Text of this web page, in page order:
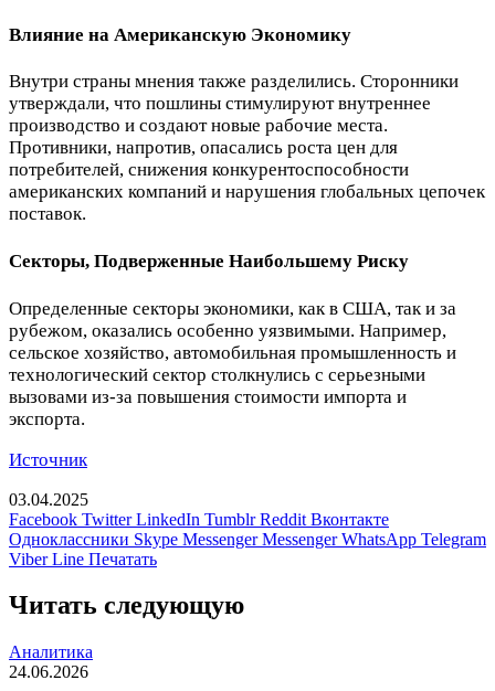
Влияние на Американскую Экономику
Внутри страны мнения также разделились. Сторонники
утверждали, что пошлины стимулируют внутреннее
производство и создают новые рабочие места.
Противники, напротив, опасались роста цен для
потребителей, снижения конкурентоспособности
американских компаний и нарушения глобальных цепочек
поставок.
Секторы, Подверженные Наибольшему Риску
Определенные секторы экономики, как в США, так и за
рубежом, оказались особенно уязвимыми. Например,
сельское хозяйство, автомобильная промышленность и
технологический сектор столкнулись с серьезными
вызовами из-за повышения стоимости импорта и
экспорта.
Источник
03.04.2025
Facebook Twitter LinkedIn Tumblr Reddit Вконтакте
Одноклассники Skype Messenger Messenger WhatsApp Telegram
Viber Line Печатать
Читать следующую
Аналитика
24.06.2026